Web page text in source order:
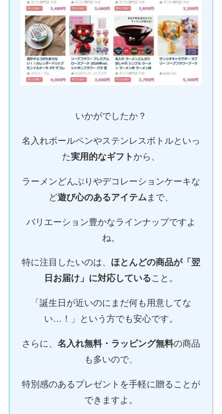
いかがでしたか？
名入れボールペンやステンレスボトルといっ
た実用的なギフト から、
ラーメンどんぶりやデコレーションケーキな
ど遊び心のあるアイテム まで、
バリエーション豊かなラインナップですよ
ね。
特に注目したいのは、 ほとんどの商品が「翌
日お届け」に対応していること。
「誕生日が近いのにまだ何も用意してな
い…！」という方でも安心です。
さらに、 名入れ無料・ラッピング無料の商品
も多いので、
特別感のあるプレゼントを手軽に贈ることが
できますよ。